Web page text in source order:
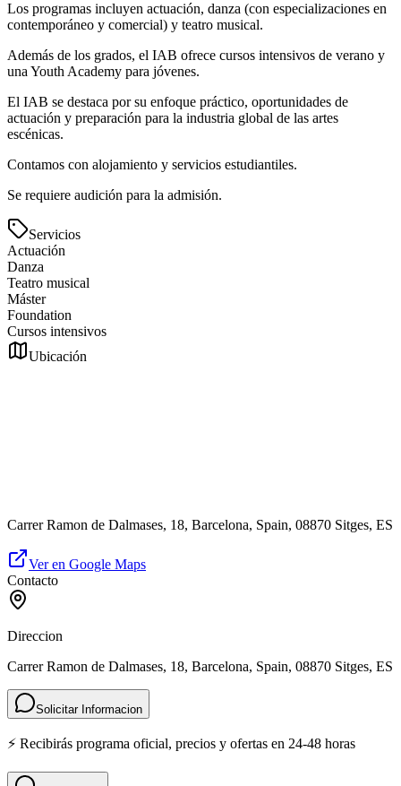
Los programas incluyen actuación, danza (con especializaciones en
contemporáneo y comercial) y teatro musical.
Además de los grados, el IAB ofrece cursos intensivos de verano y
una Youth Academy para jóvenes.
El IAB se destaca por su enfoque práctico, oportunidades de
actuación y preparación para la industria global de las artes
escénicas.
Contamos con alojamiento y servicios estudiantiles.
Se requiere audición para la admisión.
Servicios
Actuación
Danza
Teatro musical
Máster
Foundation
Cursos intensivos
Ubicación
Carrer Ramon de Dalmases, 18, Barcelona, Spain, 08870 Sitges, ES
Ver en Google Maps
Contacto
Direccion
Carrer Ramon de Dalmases, 18, Barcelona, Spain, 08870 Sitges, ES
Solicitar Informacion
⚡ Recibirás programa oficial, precios y ofertas en 24-48 horas